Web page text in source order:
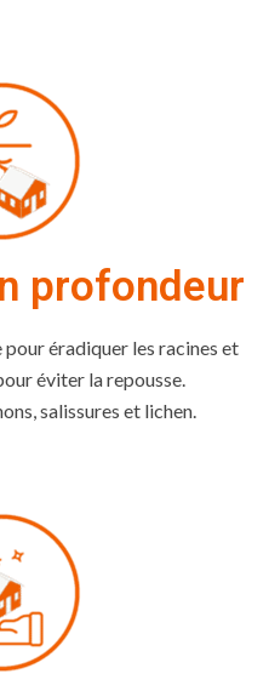
profondeur
éradiquer les racines et
éviter la repousse.
salissures et lichen.